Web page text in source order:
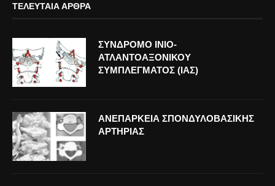
ΤΕΛΕΥΤΑΊΑ ΆΡΘΡΑ
ΣΥΝΔΡΟΜΟ ΙΝΙΟ-
ΑΤΛΑΝΤΟΑΞΟΝΙΚΟΥ
ΣΥΜΠΛΕΓΜΑΤΟΣ (ΙΑΣ)
ΑΝΕΠΑΡΚΕΙΑ ΣΠΟΝΔΥΛΟΒΑΣΙΚΗΣ
ΑΡΤΗΡΙΑΣ